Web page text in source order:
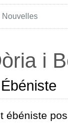
Nouvelles
i
Ébéniste
ébéniste